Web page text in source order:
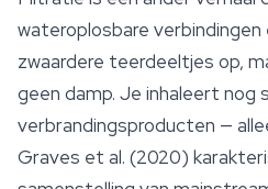
wateroplosbare verbindingen
zwaardere teerdeeltjes op,
geen damp. Je inhaleert nog
verbrandingsproducten —
Graves et al. (2020)